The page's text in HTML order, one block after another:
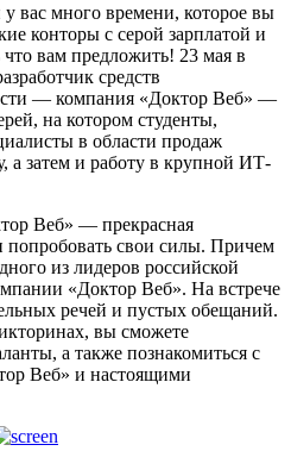
вас много времени, которое вы
конторы с серой зарплатой и
вам предложить! 23 мая в
средств
— компания «Доктор Веб» —
, на котором студенты,
в области продаж
а затем и работу в крупной ИТ-
Веб» — прекрасная
попробовать свои силы. Причем
из лидеров российской
«Доктор Веб». На встрече
речей и пустых обещаний.
вы сможете
а также познакомиться с
Веб» и настоящими